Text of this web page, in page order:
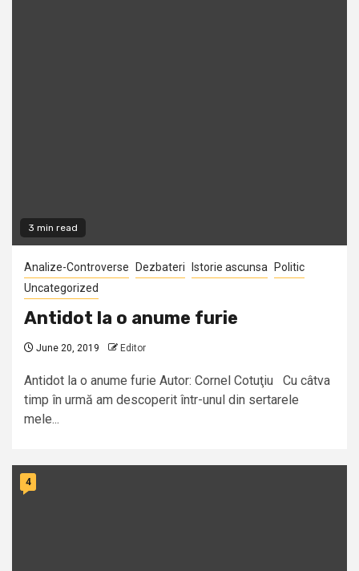
3 min read
Analize-Controverse Dezbateri Istorie ascunsa
Politic
Uncategorized
Antidot la o anume furie
June 20, 2019 Editor
Antidot la o anume furie Autor: Cornel Cotuţiu Cu câtva
timp în urmă am descoperit într-unul din sertarele
mele...
4